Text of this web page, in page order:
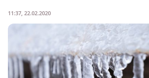
11:37, 22.02.2020